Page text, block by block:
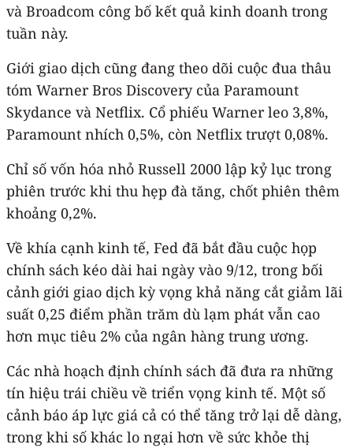
và Broadcom công bố kết quả kinh doanh trong
tuần này.
Giới giao dịch cũng đang theo dõi cuộc đua thâu
tóm Warner Bros Discovery của Paramount
Skydance và Netflix. Cổ phiếu Warner leo 3,8%,
Paramount nhích 0,5%, còn Netflix trượt 0,08%.
Chỉ số vốn hóa nhỏ Russell 2000 lập kỷ lục trong
phiên trước khi thu hẹp đà tăng, chốt phiên thêm
khoảng 0,2%.
Về khía cạnh kinh tế, Fed đã bắt đầu cuộc họp
chính sách kéo dài hai ngày vào 9/12, trong bối
cảnh giới giao dịch kỳ vọng khả năng cắt giảm lãi
suất 0,25 điểm phần trăm dù lạm phát vẫn cao
hơn mục tiêu 2% của ngân hàng trung ương.
Các nhà hoạch định chính sách đã đưa ra những
tín hiệu trái chiều về triển vọng kinh tế. Một số
cảnh báo áp lực giá cả có thể tăng trở lại dễ dàng,
trong khi số khác lo ngại hơn về sức khỏe thị